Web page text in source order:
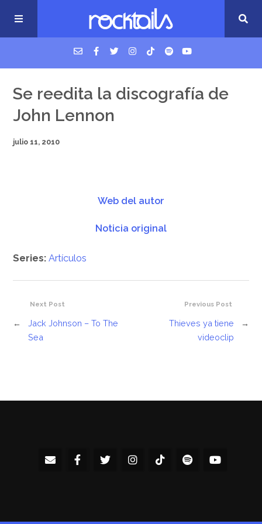
USM Podcast
Cigarrillos en la cama
Se reedita la discografía de
John Lennon
julio 11, 2010
Web del autor
Noticia original
Series:Artículos
Previous Post
Thieves ya tiene
videoclip
→
Next Post
←
Jack Johnson – To The
Sea